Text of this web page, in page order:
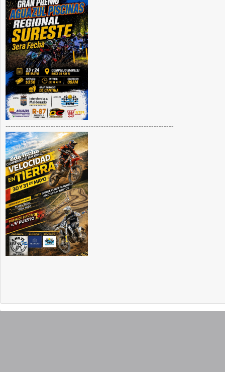
-------------------------------------------------------------------